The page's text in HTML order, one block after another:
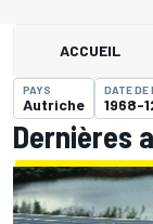
ACCUEIL
PAYS
Autriche
DATE DE
1968-
Dernières